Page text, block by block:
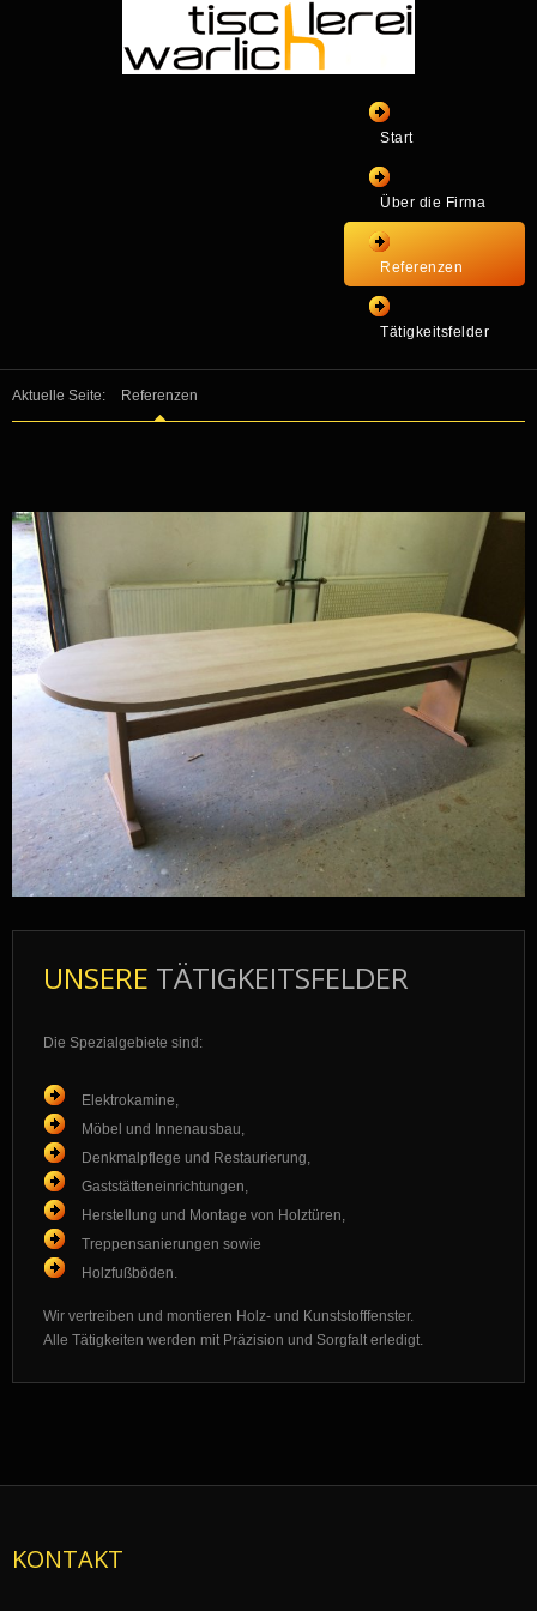
Start
Über die Firma
Referenzen
Tätigkeitsfelder
Aktuelle Seite: Referenzen
UNSERE TÄTIGKEITSFELDER
Die Spezialgebiete sind:
Elektrokamine,
Möbel und Innenausbau,
Denkmalpflege und Restaurierung,
Gaststätteneinrichtungen,
Herstellung und Montage von Holztüren,
Treppensanierungen sowie
Holzfußböden.
Wir vertreiben und montieren Holz- und Kunststofffenster.
Alle Tätigkeiten werden mit Präzision und Sorgfalt erledigt.
KONTAKT